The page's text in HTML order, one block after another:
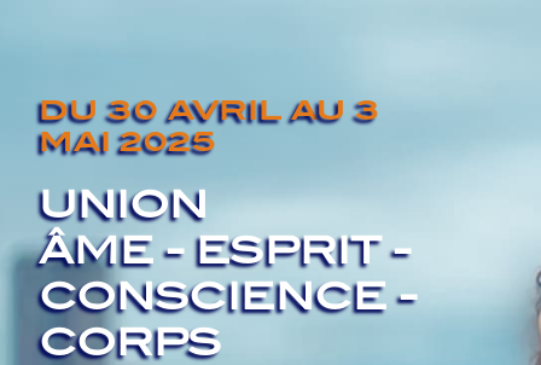
DU 30 AVRIL AU 3
MAI 2025
UNION
ÂME - ESPRIT -
CONSCIENCE -
CORPS